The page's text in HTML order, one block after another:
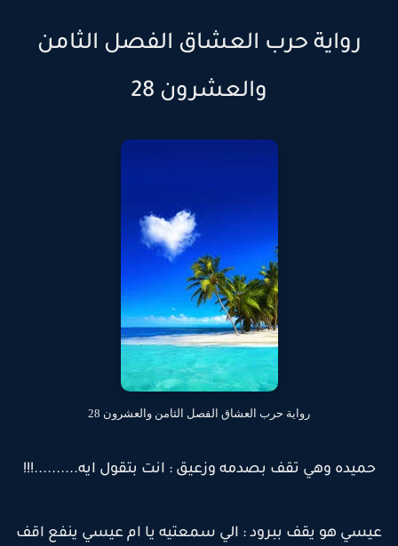
رواية حرب العشاق الفصل الثامن
والعشرون 28
رواية حرب العشاق الفصل الثامن والعشرون 28
حميده وهي تقف بصدمه وزعيق : انت بتقول ايه..........!!!
عيسي هو يقف ببرود : الي سمعتيه يا ام عيسي ينفع اقف